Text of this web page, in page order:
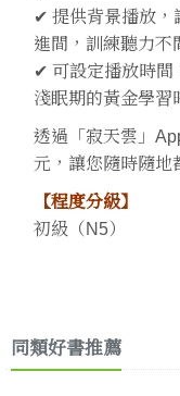
✔ 提供背景播放，
進間，訓練聽力不
✔ 可設定播放時間
淺眠期的黃金學習
透過「寂天雲」
元，讓您隨時隨地
【程度分級】
初級（N5）
同類好書推薦